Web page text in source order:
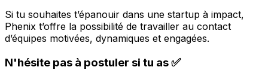
Si tu souhaites t’épanouir dans une startup à impact,
Phenix t’offre la possibilité de travailler au contact
d’équipes motivées, dynamiques et engagées.
N'hésite pas à postuler si tu as ✅